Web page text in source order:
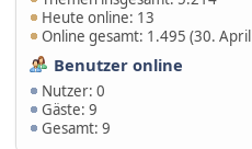
Heute online: 13
Online gesamt: 1.495 (30.
Benutzer online
Nutzer: 0
Gäste: 9
Gesamt: 9